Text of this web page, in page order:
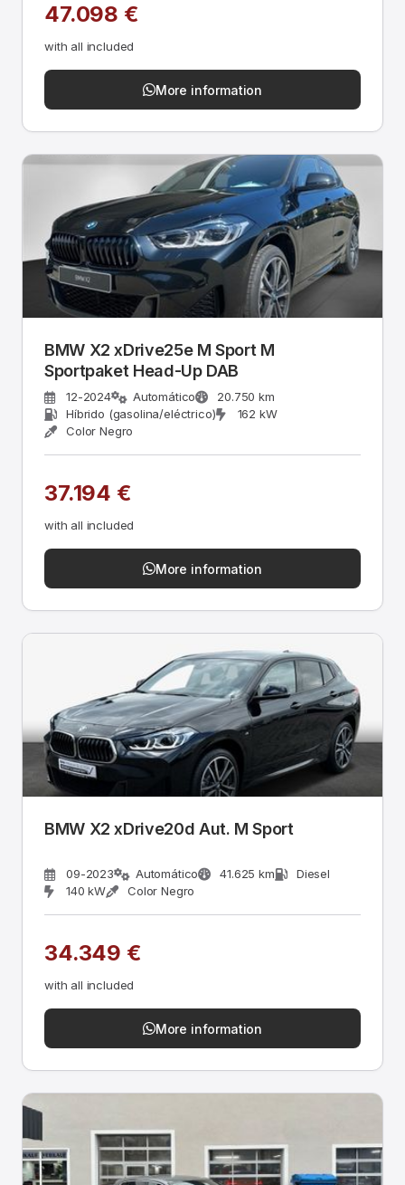
47.098 €
with all included
More information
BMW X2 xDrive25e M Sport M
Sportpaket Head-Up DAB
12-2024 Automático
20.750 km
Híbrido (gasolina/eléctrico)
162 kW
Color Negro
37.194 €
with all included
More information
BMW X2 xDrive20d Aut. M Sport
09-2023 Automático 41.625 km
Diesel
140 kW
Color Negro
34.349 €
with all included
More information